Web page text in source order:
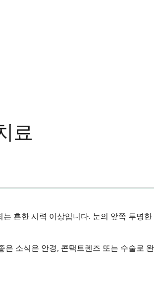
료
흔한 시력 이상입니다. 눈의 앞쪽 투명
소식은 안경, 콘택트렌즈 또는 수술로